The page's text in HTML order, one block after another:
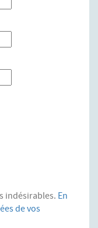
indésirables. En
de vos